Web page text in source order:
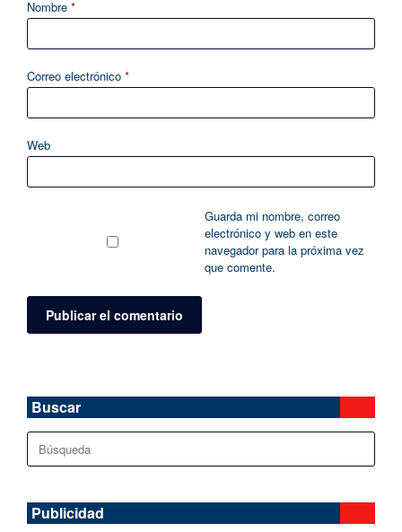
Nombre *
Correo electrónico *
Web
Guarda mi nombre, correo
electrónico y web en este
navegador para la próxima vez
que comente.
Buscar
Buscar:
Publicidad